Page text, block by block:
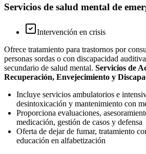
Servicios de salud mental de
Intervención en crisis
Ofrece tratamiento para trastornos por
personas sordas o con discapacidad
secundario de salud mental. Servicios de
Recuperación, Envejecimiento y
Incluye servicios ambulatorios e
desintoxicación y mantenimiento con
Proporciona evaluaciones,
medicación, gestión de casos y defensa
Oferta de dejar de fumar, tratamiento
educación en alfabetización